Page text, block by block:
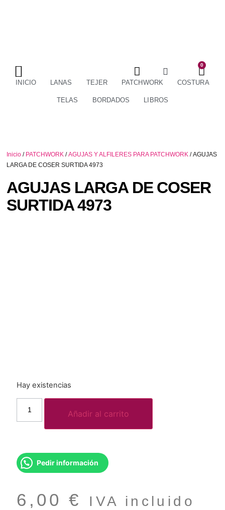
0
INICIO LANAS TEJER PATCHWORK COSTURA
TELAS BORDADOS LIBROS
Inicio / PATCHWORK /AGUJAS Y ALFILERES PARA PATCHWORK / AGUJAS
LARGA DE COSER SURTIDA 4973
AGUJAS LARGA DE COSER
SURTIDA 4973
Hay existencias
Añadir al carrito
Pedir información
6,00€ IVA incluido